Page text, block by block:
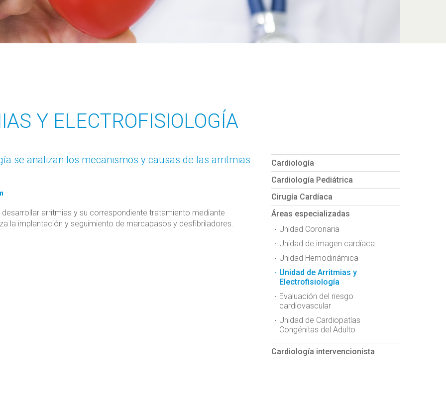
Y ELECTROFISIOLOGÍA
se analizan los mecanismos y causas de las arritmias
arritmias y su correspondiente tratamiento mediante
la implantación y seguimiento de marcapasos y desfibriladores.
Cardiología
Cardiología Pediátrica
Cirugía Cardíaca
Áreas especializadas
Unidad Coronaria
Unidad de imagen cardíaca
Unidad Hemodinámica
Unidad de Arritmias y
Electrofisiología
Evaluación del riesgo
cardiovascular
Unidad de Cardiopatías
Congénitas del Adulto
Cardiología intervencionista